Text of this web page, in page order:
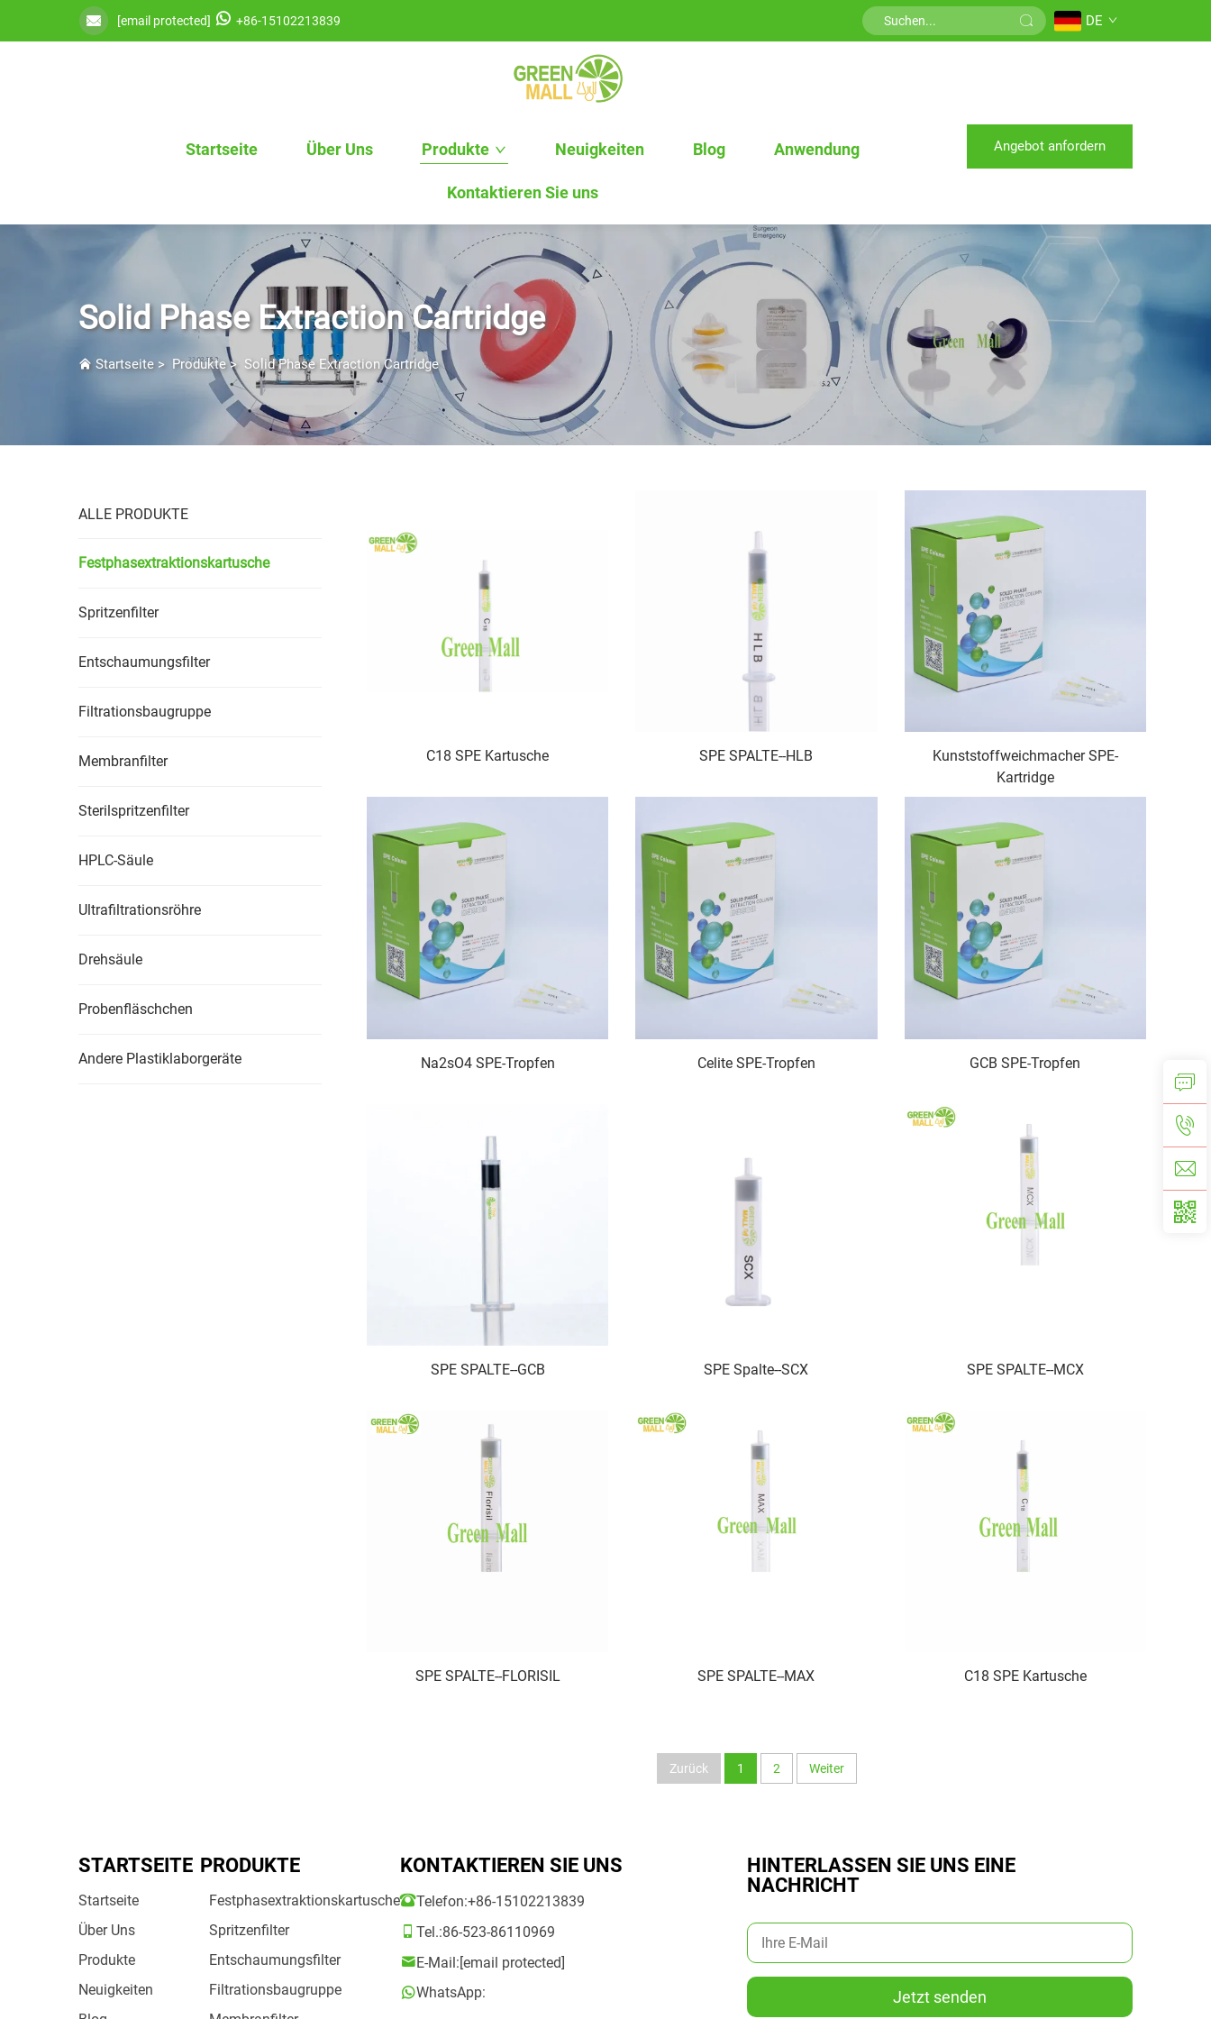
[email protected] +86-15102213839 DE
Startseite Über Uns Produkte Neuigkeiten Blog Anwendung
Kontaktieren Sie uns
Angebot anfordern
Solid Phase Extraction Cartridge
Startseite > Produkte> Solid Phase Extraction Cartridge
ALLE PRODUKTE
Festphasextraktionskartusche
Spritzenfilter
Entschaumungsfilter
Filtrationsbaugruppe
Membranfilter
Sterilspritzenfilter
HPLC-Säule
Ultrafiltrationsröhre
Drehsäule
Probenfläschchen
Andere Plastiklaborgeräte
C18 SPE Kartusche SPE SPALTE--HLB
Kunststoffweichmacher SPE-
Kartridge
Na2sO4 SPE-Tropfen Celite SPE-Tropfen GCB SPE-Tropfen
SPE SPALTE--GCB SPE Spalte--SCX SPE SPALTE--MCX
SPE SPALTE--FLORISIL SPE SPALTE--MAX C18 SPE Kartusche
Zurück 1 2 Weiter
STARTSEITE
Startseite
Über Uns
Produkte
Neuigkeiten
PRODUKTE
Festphasextraktionskartusche
Spritzenfilter
Entschaumungsfilter
Filtrationsbaugruppe
KONTAKTIEREN SIE UNS
Telefon:+86-15102213839
Tel.:86-523-86110969
E-Mail:[email protected]
WhatsApp:
HINTERLASSEN SIE UNS EINE
NACHRICHT
Jetzt senden